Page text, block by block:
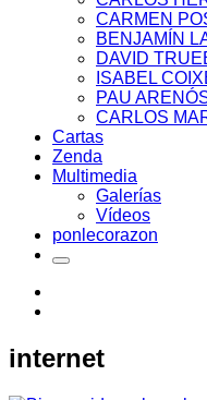
CARMEN
BENJAMÍN
DAVID
ISABEL
PAU
CARLOS
Cartas
Zenda
Multimedia
Galerías
Vídeos
ponlecorazon
internet